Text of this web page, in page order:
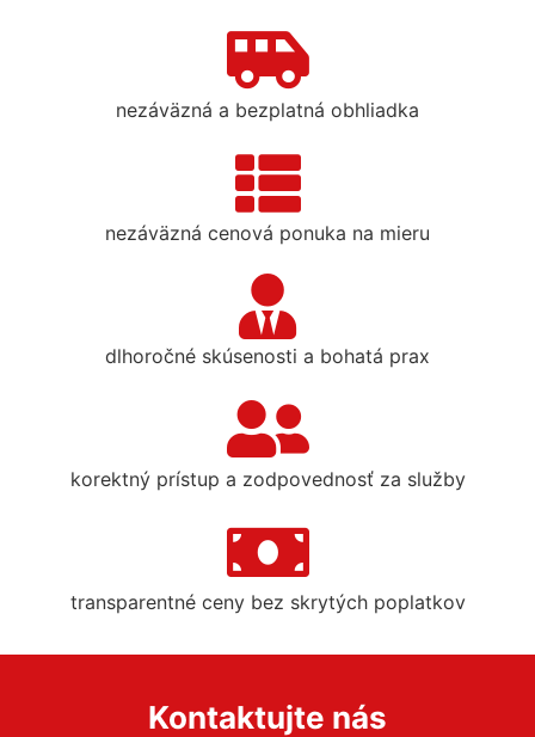
nezáväzná a bezplatná obhliadka
nezáväzná cenová ponuka na mieru
dlhoročné skúsenosti a bohatá prax
korektný prístup a zodpovednosť za služby
transparentné ceny bez skrytých poplatkov
Kontaktujte nás